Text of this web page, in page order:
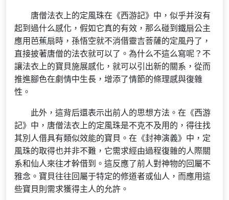
唐僧法衣上的定風珠在《西游記》中，似乎并沒有
起到過什么感化，假如它真的有效，那么碰到鐵扇公主
應用芭蕉扇時，孫悟空就不消借靈吉菩薩的定風丹了，
直接披著唐僧的法衣就可以了。為什么不這么寫呢？不
讓法衣上的寶貝施展感化，就可以引出新的關系，從而
推進腳色在劇情中生長，增添了情節的條理感與復雜
性。
此外，這背后還表示出前人的思想方法。在《西游
記》中，唐僧法衣上的定風珠是不克不及用的，得往找
其別人借具有類似效能的寶貝。在《封神演義》中，定
風珠的取得也并非不難，它需求經由過程復雜的人際關
系和仙人來往才幹借到。這反應了前人對神物的回屬不
雅念。寶貝往往回屬于特定的修道者或仙人，而應用這
些寶貝則需求獲得主人的允許。